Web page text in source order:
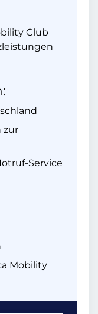
Club
zur
Service
Mobility